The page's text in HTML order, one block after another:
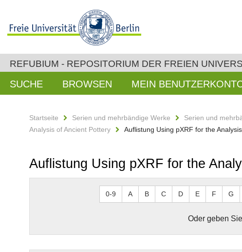
REFUBIUM - REPOSITORIUM DER FREIEN
SUCHE BROWSEN MEIN
Startseite Serien und mehrbändige Werke Serien und
Analysis of Ancient Pottery
Auflistung Using pXRF for the
Auflistung Using pXRF for the
0-9 A B C D E F G
Oder geben